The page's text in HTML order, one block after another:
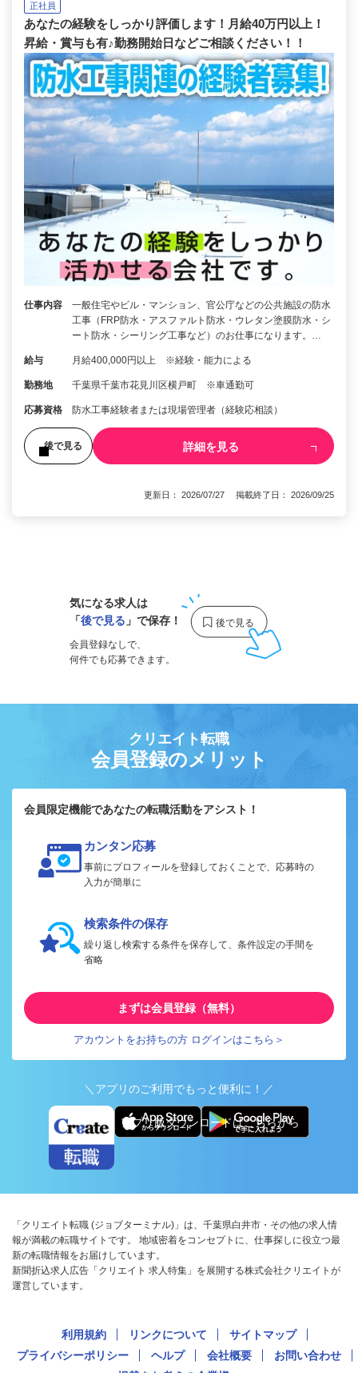
正社員
あなたの経験をしっかり評価します！月給40万円以上！
昇給・賞与も有♪勤務開始日などご相談ください！！
仕事内容
一般住宅やビル・マンション、官公庁などの公共施設の防水
工事（FRP防水・アスファルト防水・ウレタン塗膜防水・シ
ート防水・シーリング工事など）のお仕事になります。…
給与 月給400,000円以上 ※経験・能力による
勤務地 千葉県千葉市花見川区横戸町 ※車通勤可
応募資格 防水工事経験者または現場管理者（経験応相談）
後で見る 詳細を見る
更新日： 2026/07/27 掲載終了日： 2026/09/25
気になる求人は
「後で見る 」で保存！
会員登録なしで、
何件でも応募できます。
クリエイト転職
会員登録のメリット
会員限定機能であなたの転職活動をアシスト！
カンタン応募
事前にプロフィールを登録しておくことで、応募時の
入力が簡単に
検索条件の保存
繰り返し検索する条件を保存して、条件設定の手間を
省略
まずは会員登録（無料）
アカウントをお持ちの方 ログインはこちら＞
＼アプリのご利用でもっと便利に！／
アプリ版ダウンロードはこちらから
「クリエイト転職 (ジョブターミナル)」は、千葉県白井市・その他の求人情
報が満載の転職サイトです。 地域密着をコンセプトに、仕事探しに役立つ最
新の転職情報をお届けしています。
新聞折込求人広告「クリエイト 求人特集」を展開する株式会社クリエイトが
運営しています。
利用規約 リンクについて
サイトマップ
プライバシーポリシー
ヘルプ 会社概要
お問い合わせ